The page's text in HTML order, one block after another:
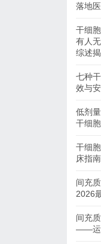
落地
干细
有人
综述
七种
效与
低剂
干细
干细
床指南
间充
2026
间充
——运